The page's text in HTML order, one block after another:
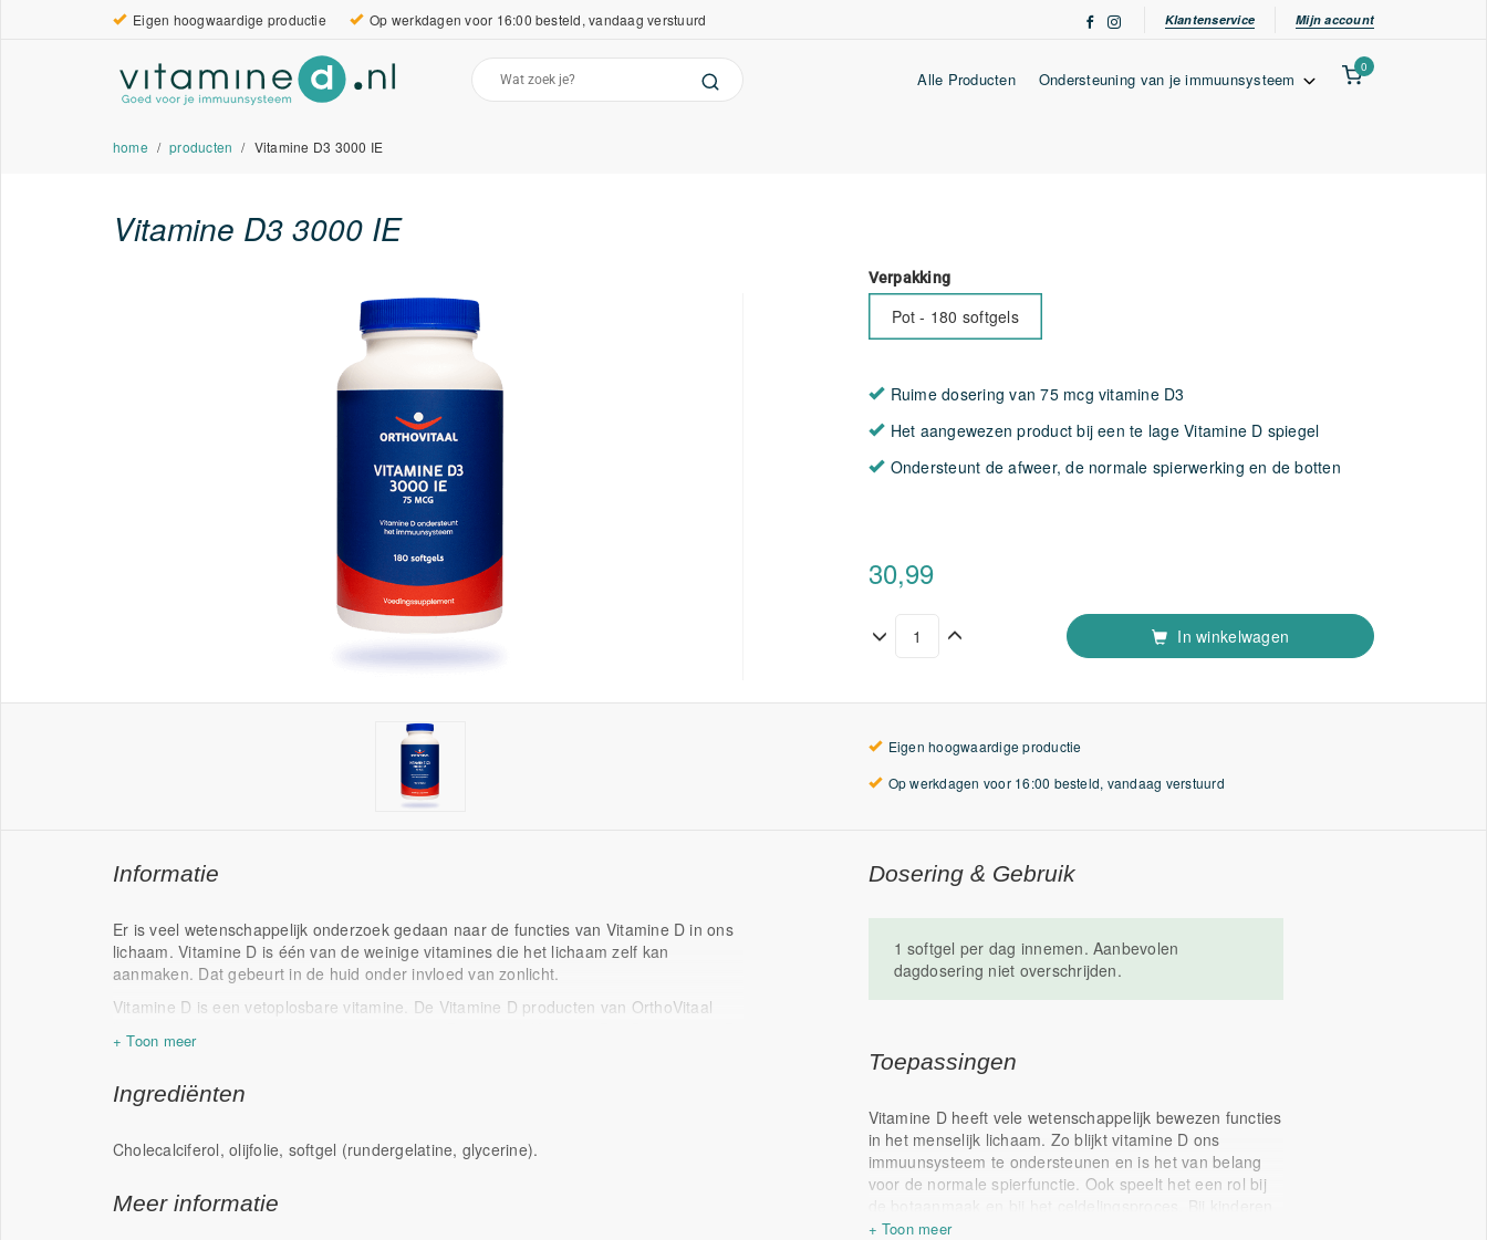
Eigen hoogwaardige productie Op werkdagen voor 16:00 besteld, vandaag verstuurd Klantenservice Mijn account
Alle Producten Ondersteuning van je immuunsysteem
0
home producten Vitamine D3 3000 IE
Vitamine D3 3000 IE
Verpakking
Pot - 180 softgels
Ruime dosering van 75 mcg vitamine D3
Het aangewezen product bij een te lage Vitamine D spiegel
Ondersteunt de afweer, de normale spierwerking en de botten
30,99
In winkelwagen
Eigen hoogwaardige productie
Op werkdagen voor 16:00 besteld, vandaag verstuurd
Informatie
Er is veel wetenschappelijk onderzoek gedaan naar de functies van Vitamine D in ons
lichaam. Vitamine D is één van de weinige vitamines die het lichaam zelf kan
aanmaken. Dat gebeurt in de huid onder invloed van zonlicht.
Vitamine D is een vetoplosbare vitamine. De Vitamine D producten van OrthoVitaal
zelf aan te maken in de huid heb je zonlicht nodig. Vitamine D suppletie wordt door de
huidskleur en zwangere vrouwen.
Ingrediënten
Cholecalciferol, olijfolie, softgel (rundergelatine, glycerine).
Meer informatie
Dosering & Gebruik
1 softgel per dag innemen. Aanbevolen
dagdosering niet overschrijden.
Toepassingen
Vitamine D heeft vele wetenschappelijk bewezen functies
in het menselijk lichaam. Zo blijkt vitamine D ons
immuunsysteem te ondersteunen en is het van belang
voor de normale spierfunctie. Ook speelt het een rol bij
de botaanmaak en bij het celdelingsproces. Bij kinderen
in de groei zorgt voor vitamine D dat calcium en fosfor